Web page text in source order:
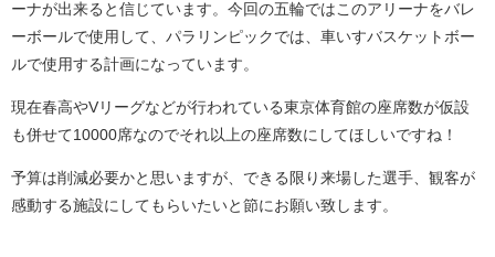
ーナが出来ると信じています。今回の五輪ではこのアリーナをバレ
ーボールで使用して、パラリンピックでは、車いすバスケットボー
ルで使用する計画になっています。
現在春高やVリーグなどが行われている東京体育館の座席数が仮設
も併せて10000席なのでそれ以上の座席数にしてほしいですね！
予算は削減必要かと思いますが、できる限り来場した選手、観客が
感動する施設にしてもらいたいと節にお願い致します。